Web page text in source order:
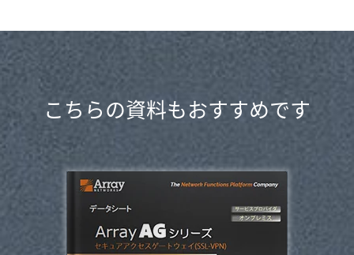
こちらの資料もおすすめです